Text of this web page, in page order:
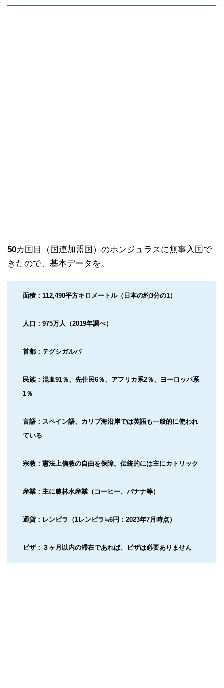
50カ国目（国連加盟国）のホンジュラスに無事入国で
きたので、基本データを。
面積：112,490平方キロメートル（日本の約3分の1）
人口：975万人（2019年調べ）
首都：テグシガルパ
民族：混血91％、先住民6％、アフリカ系2％、ヨーロッパ系
1％
言語：スペイン語、カリブ海沿岸では英語も一般的に使われ
ている
宗教：憲法上信教の自由を保障。伝統的には主にカトリック
産業：主に農林水産業（コーヒー、バナナ等）
通貨：レンピラ（1レンピラ≒6円：2023年7月時点）
ビザ：３ヶ月以内の滞在であれば、ビザは必要ありません